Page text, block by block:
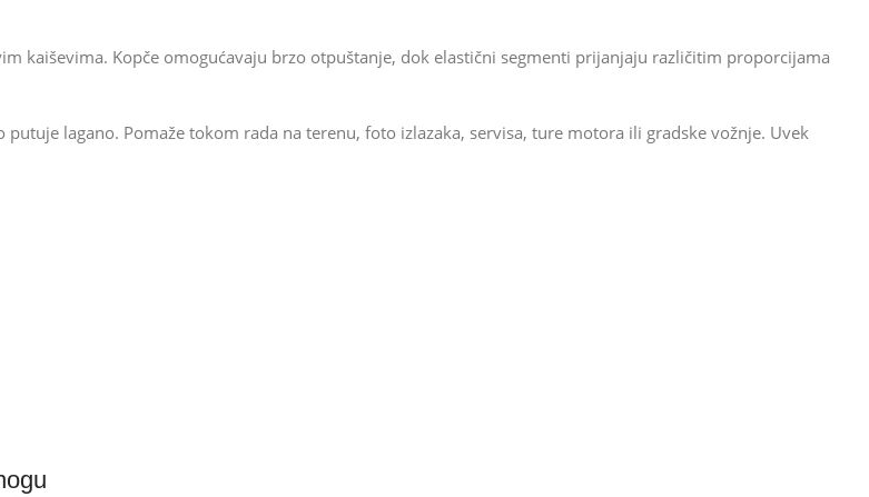
kaiševima. Kopče omogućavaju brzo otpuštanje, dok elastični segmenti prijanjaju različitim proporcijama
lagano. Pomaže tokom rada na terenu, foto izlazaka, servisa, ture motora ili gradske vožnje. Uvek